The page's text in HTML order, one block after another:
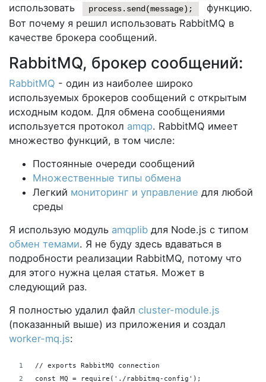
использовать
process.send(message);
функцию.
Вот почему я решил использовать RabbitMQ в
качестве брокера сообщений.
RabbitMQ, брокер сообщений:
RabbitMQ - один из наиболее широко
используемых брокеров сообщений с открытым
исходным кодом. Для обмена сообщениями
используется протокол amqp. RabbitMQ имеет
множество функций, в том числе:
Постоянные очереди сообщений
Множественные типы обмена
Легкий мониторинг и управление для любой
среды
Я использую модуль amqplib для Node.js с типом
обмен темами. Я не буду здесь вдаваться в
подробности реализации RabbitMQ, потому что
для этого нужна целая статья. Может в
следующий раз.
Я полностью удалил файл cluster-module.js
(показанный выше) из приложения и создал
worker-mq.js:
// exports RabbitMQ connection
const MQ = require('./rabbitmq-config');